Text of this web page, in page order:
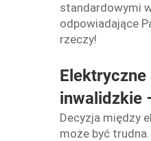
standardowymi
odpowiadające
rzeczy!
inwalidzkie
Decyzja między
może być